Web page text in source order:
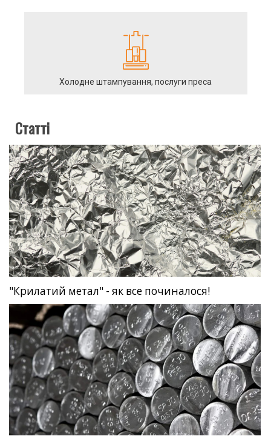
Холодне штампування, послуги преса
Статті
"Крилатий метал" - як все починалося!